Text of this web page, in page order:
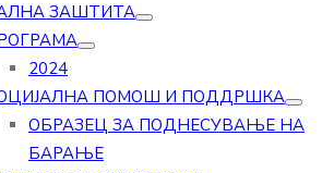
ЗАШТИТА
2024
ПОМОШ И ПОДДРШКА
ОБРАЗЕЦ ЗА ПОДНЕСУВАЊЕ НА
БАРАЊЕ